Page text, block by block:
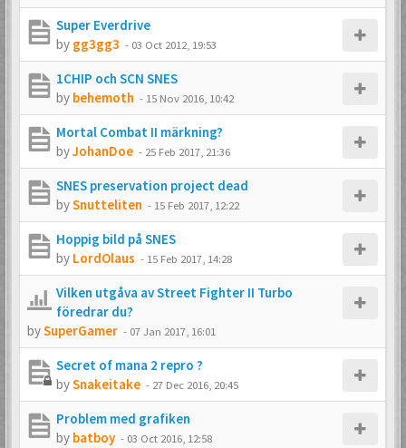
Super Everdrive
by gg3gg3 - 03 Oct 2012, 19:53
1CHIP och SCN SNES
by behemoth - 15 Nov 2016, 10:42
Mortal Combat II märkning?
byJohanDoe - 25 Feb 2017, 21:36
SNES preservation project dead
bySnutteliten - 15 Feb 2017, 12:22
Hoppig bild på SNES
by LordOlaus - 15 Feb 2017, 14:28
Vilken utgåva av Street Fighter II Turbo
föredrar du?
bySuperGamer - 07 Jan 2017, 16:01
Secret of mana 2 repro ?
bySnakeitake - 27 Dec 2016, 20:45
Problem med grafiken
by batboy - 03 Oct 2016, 12:58